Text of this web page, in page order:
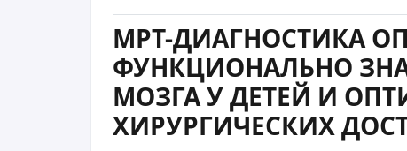
МРТ-ДИАГНОСТИКА
ФУНКЦИОНАЛЬНО
МОЗГА У ДЕТЕЙ И
ХИРУРГИЧЕСКИХ